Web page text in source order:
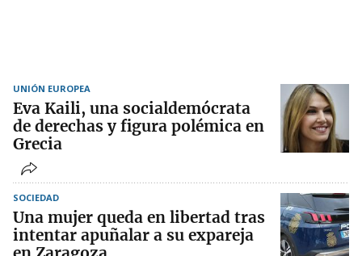
UNIÓN EUROPEA
Eva Kaili, una socialdemócrata
de derechas y figura polémica en
Grecia
SOCIEDAD
Una mujer queda en libertad tras
intentar apuñalar a su expareja